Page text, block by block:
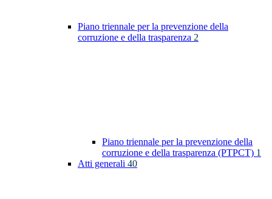
Piano triennale per la prevenzione della
corruzione e della trasparenza 2
Piano triennale per la prevenzione della
corruzione e della trasparenza (PTPCT) 1
Atti generali 40